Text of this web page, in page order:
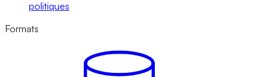
politiques
Formats